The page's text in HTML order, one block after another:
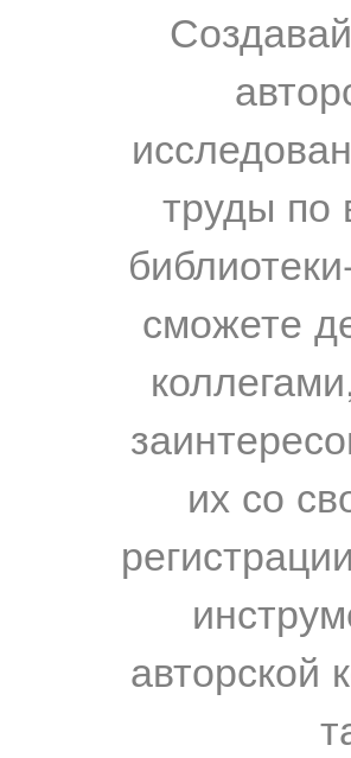
труды по
сможете
их со
авторской